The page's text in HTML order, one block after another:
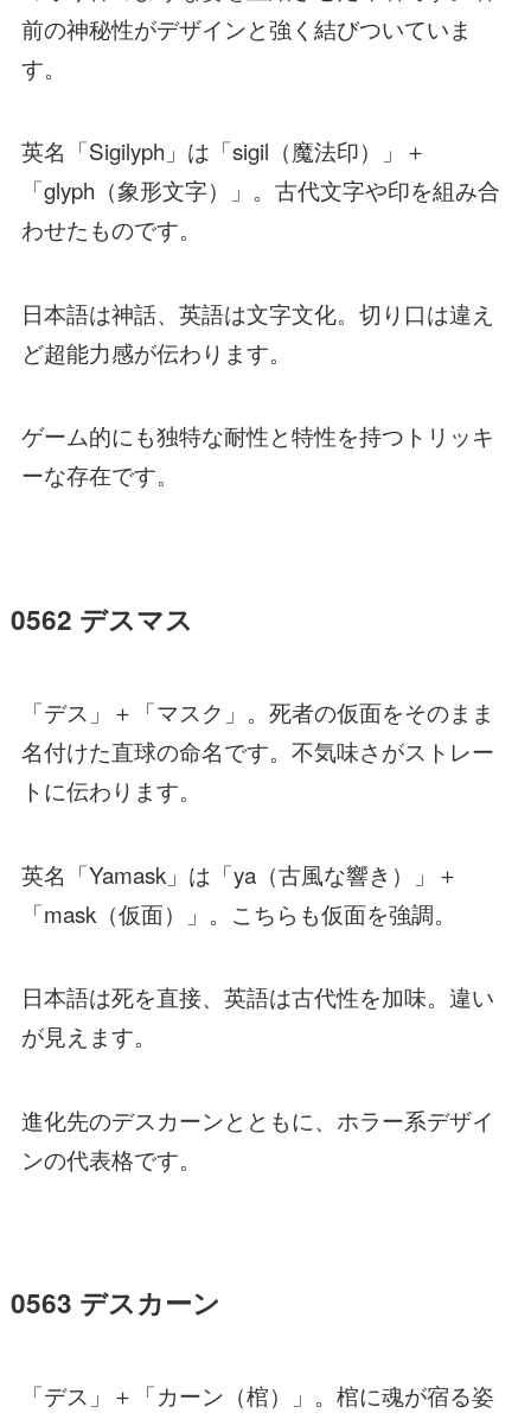
前の神秘性がデザインと強く結びついていま
す。
英名「Sigilyph」は「sigil（魔法印）」＋
「glyph（象形文字）」。古代文字や印を組み合
わせたものです。
日本語は神話、英語は文字文化。切り口は違え
ど超能力感が伝わります。
ゲーム的にも独特な耐性と特性を持つトリッキ
ーな存在です。
0562 デスマス
「デス」＋「マスク」。死者の仮面をそのまま
名付けた直球の命名です。不気味さがストレー
トに伝わります。
英名「Yamask」は「ya（古風な響き）」＋
「mask（仮面）」。こちらも仮面を強調。
日本語は死を直接、英語は古代性を加味。違い
が見えます。
進化先のデスカーンとともに、ホラー系デザイ
ンの代表格です。
0563 デスカーン
「デス」＋「カーン（棺）」。棺に魂が宿る姿